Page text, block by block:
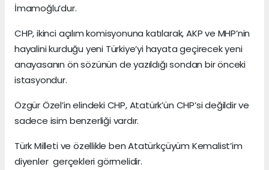
İmamoğlu’dur.
CHP, ikinci açılım komisyonuna katılarak, AKP ve MHP’nin
hayalini kurduğu yeni Türkiye’yi hayata geçirecek yeni
anayasanın ön sözünün de yazıldığı sondan bir önceki
istasyondur.
Özgür Özel’in elindeki CHP, Atatürk’ün CHP’si değildir ve
sadece isim benzerliği vardır.
Türk Milleti ve özellikle ben Atatürkçüyüm Kemalist’im
diyenler gerçekleri görmelidir.